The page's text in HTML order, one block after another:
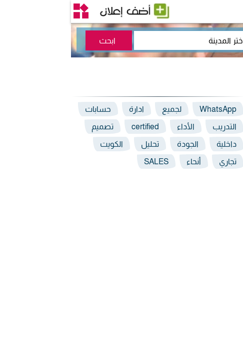
WhatsApp لجميع ادارة حسابات
التدريب الأداء certified تصميم
داخلية الجودة تحليل الكويت
تجاري أنحاء SALES